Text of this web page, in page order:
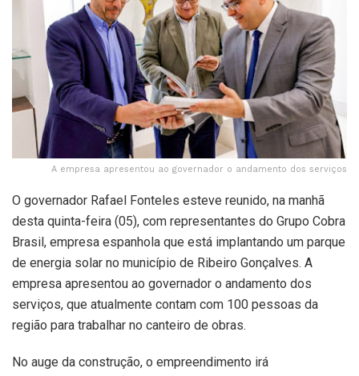
A empresa apresentou ao governador o andamento dos serviços
O governador Rafael Fonteles esteve reunido, na manhã
desta quinta-feira (05), com representantes do Grupo Cobra
Brasil, empresa espanhola que está implantando um parque
de energia solar no município de Ribeiro Gonçalves. A
empresa apresentou ao governador o andamento dos
serviços, que atualmente contam com 100 pessoas da
região para trabalhar no canteiro de obras.
No auge da construção, o empreendimento irá